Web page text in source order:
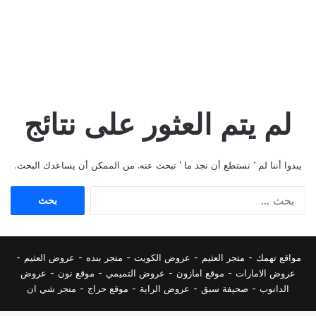
لم يتم العثور على نتائج
يبدوا أننا لم ’ نستطع أن نجد ما ’ تبحث عنه. من الممكن أن يساعدك البحث.
مواقع تهمك - متجر العثيم - عروض الكويت - متجر بنده - عروض العثيم -
عروض الامارات - موقع امازون - عروض التميمي - موقع نون - عروض
الدانوب - صحيفة سبق - عروض الراية - موقع حراج - متجر شي ان